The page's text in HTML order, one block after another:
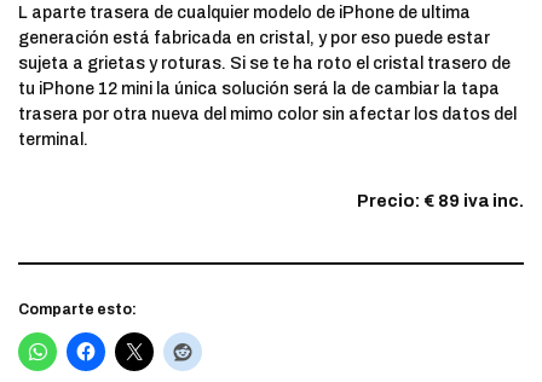
L aparte trasera de cualquier modelo de iPhone de ultima
generación está fabricada en cristal, y por eso puede estar
sujeta a grietas y roturas. Si se te ha roto el cristal trasero de
tu iPhone 12 mini la única solución será la de cambiar la tapa
trasera por otra nueva del mimo color sin afectar los datos del
terminal.
Precio: € 89 iva inc.
Comparte esto: